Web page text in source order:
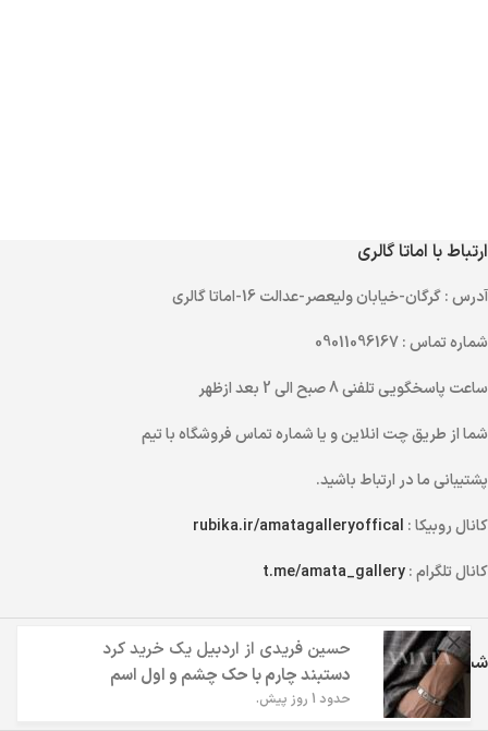
ارتباط با اماتا گالری
آدرس: گرگان-خیابان ولیعصر-عدالت 16-اماتا گالری
شماره تماس: 09011096167
ساعت پاسخگویی تلفنی
شما از طریقچت انلاینو یاشماره تماسفروشگاه با تیم
پشتیبانی ما در ارتباط باشید.
کانال روبیکا : rubika.ir/amatagalleryoffical
کانال تلگرام :t.me/amata_gallery
شبکه های اجتماعی اماتا گالری
حسین فریدی از اردبیل یک خرید کرد
دستبند چارم با حک چشم و اول اسم
حدود 1 روز پیش.